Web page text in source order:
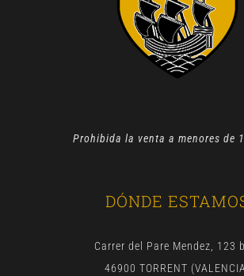
Prohibida la venta a menores de
DÓNDE
Carrer del Pare Mendez, 123
46900 TORRENT